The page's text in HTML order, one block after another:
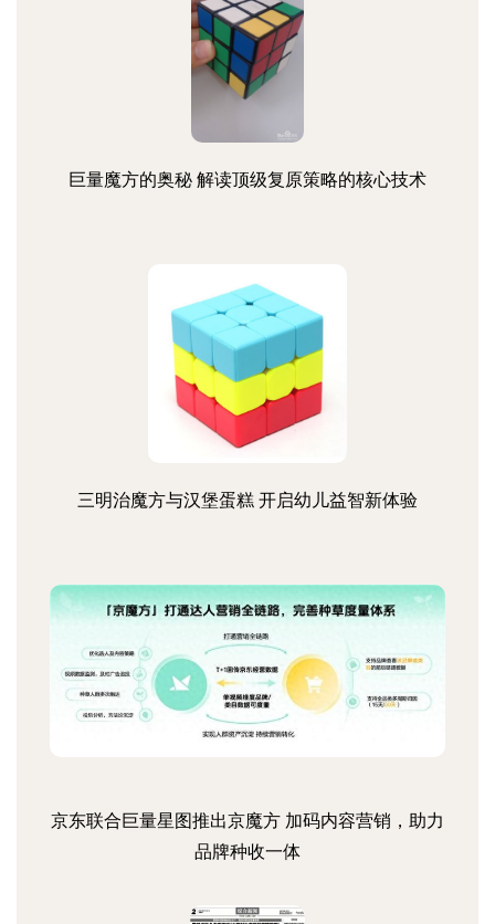
巨量魔方的奥秘 解读顶级复原策略的核心技术
三明治魔方与汉堡蛋糕 开启幼儿益智新体验
京东联合巨量星图推出京魔方 加码内容营销，助力
品牌种收一体